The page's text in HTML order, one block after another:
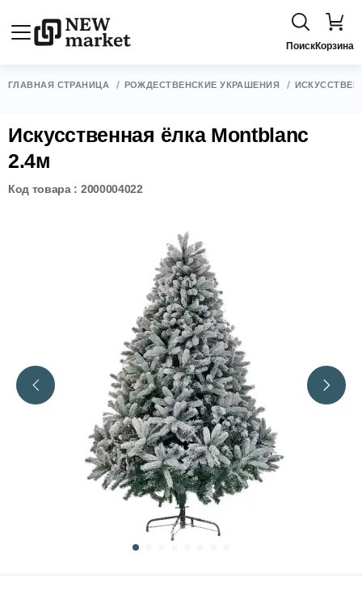
ПоискКорзина
ГЛАВНАЯ СТРАНИЦА РОЖДЕСТВЕНСКИЕ УКРАШЕНИЯ
Искусственная ёлка Montblanc
2.4м
Код товара : 2000004022